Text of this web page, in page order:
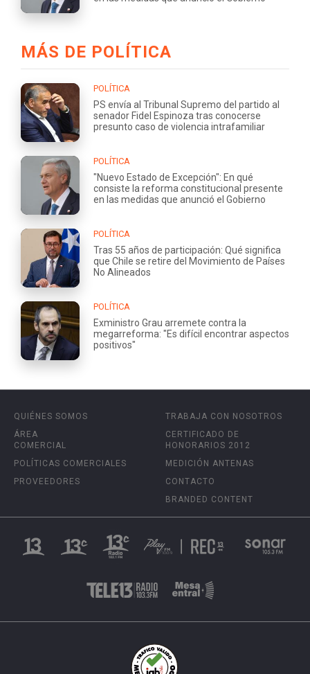
MÁS DE POLÍTICA
POLÍTICA
PS envía al Tribunal Supremo del partido al
senador Fidel Espinoza tras conocerse
presunto caso de violencia intrafamiliar
POLÍTICA
"Nuevo Estado de Excepción": En qué
consiste la reforma constitucional presente
en las medidas que anunció el Gobierno
POLÍTICA
Tras 55 años de participación: Qué significa
que Chile se retire del Movimiento de Países
No Alineados
POLÍTICA
Exministro Grau arremete contra la
megarreforma: "Es difícil encontrar aspectos
positivos"
QUIÉNES SOMOS
ÁREA
COMERCIAL
POLÍTICAS COMERCIALES
PROVEEDORES
TRABAJA CON NOSOTROS
CERTIFICADO DE
HONORARIOS 2012
MEDICIÓN ANTENAS
CONTACTO
BRANDED CONTENT